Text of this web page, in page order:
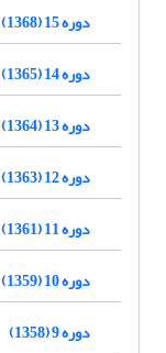
دوره 15 (1368)
دوره 14 (1365)
دوره 13 (1364)
دوره 12 (1363)
دوره 11 (1361)
دوره 10 (1359)
دوره 9 (1358)